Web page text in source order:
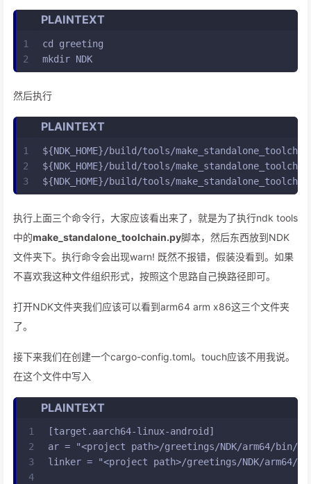
PLAINTEXT
1
2
cd greeting
mkdir NDK
然后执行
PLAINTEXT
1
2
3
${NDK_HOME}/build/tools/
${NDK_HOME}/build/tools/
${NDK_HOME}/build/tools/
执行上面三个命令行，大家应该看出来了，就是为了执行ndk tools
中的make_standalone_toolchain.py脚本，然后东西放到NDK
文件夹下。执行命令会出现warn! 既然不报错，假装没看到。如果
不喜欢我这种文件组织形式，按照这个思路自己换路径即可。
打开NDK文件夹我们应该可以看到arm64 arm x86这三个文件夹
了。
接下来我们在创建一个cargo-config.toml。touch应该不用我说。
在这个文件中写入
PLAINTEXT
1
2
3
4
[target.aarch64-linux-android]
ar = "<project path>/greetings/NDK/arm64/bin/
linker = "<project path>/greetings/NDK/arm64/